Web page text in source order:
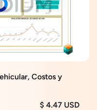
Costos y
$ 4.47 USD